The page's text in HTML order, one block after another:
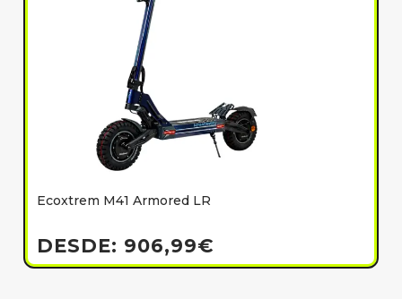
Ecoxtrem M41 Armored LR
DESDE: 906,99€